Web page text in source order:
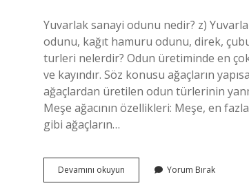
Yuvarlak sanayi odunu nedir? z)
odunu, kağıt hamuru odunu, direk,
turleri nelerdir? Odun üretiminde en
ve kayındır. Söz konusu ağaçların
ağaçlardan üretilen odun türlerinin
Meşe ağacının özellikleri: Meşe, en
gibi ağaçların…
Devamını okuyun Yuvarlak
Odun
Yorum Bırak